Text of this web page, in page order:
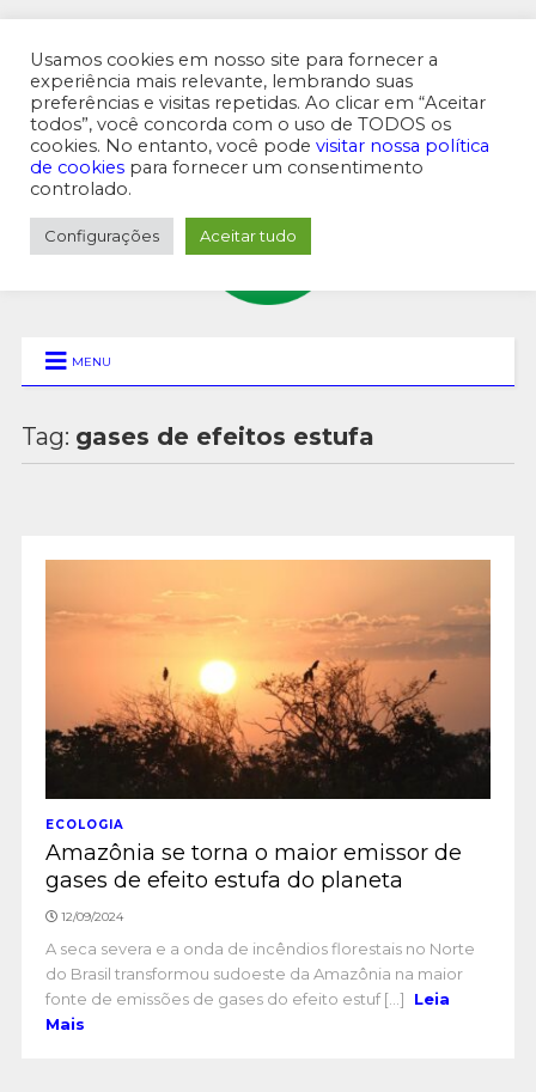
MENU SUPERIOR
MENU
Tag: gases de efeitos estufa
ECOLOGIA
Amazônia se torna o maior emissor de
gases de efeito estufa do planeta
12/09/2024
A seca severa e a onda de incêndios florestais no Norte
do Brasil transformou sudoeste da Amazônia na maior
fonte de emissões de gases do efeito estuf [...]
Leia
Mais
Usamos cookies em nosso site para fornecer a
experiência mais relevante, lembrando suas
preferências e visitas repetidas. Ao clicar em “Aceitar
todos”, você concorda com o uso de TODOS os
cookies. No entanto, você pode visitar nossa política
de cookies para fornecer um consentimento
controlado.
Configurações Aceitar tudo